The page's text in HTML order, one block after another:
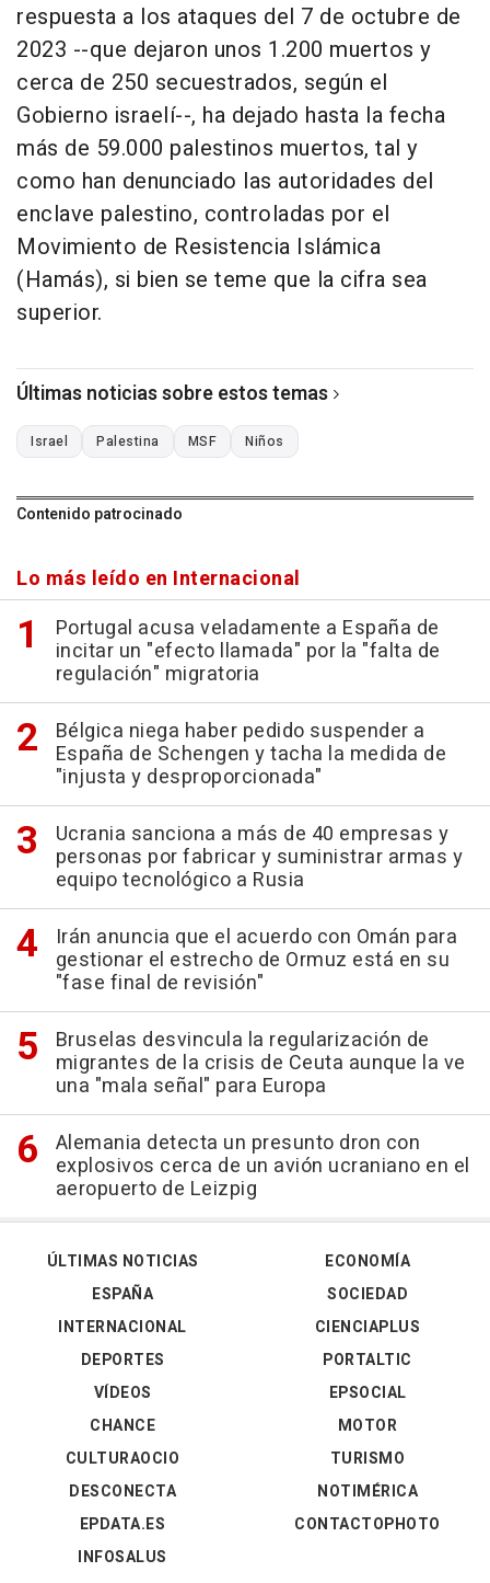
respuesta a los ataques del 7 de octubre de
2023 --que dejaron unos 1.200 muertos y
cerca de 250 secuestrados, según el
Gobierno israelí--, ha dejado hasta la fecha
más de 59.000 palestinos muertos, tal y
como han denunciado las autoridades del
enclave palestino, controladas por el
Movimiento de Resistencia Islámica
(Hamás), si bien se teme que la cifra sea
superior.
Últimas noticias sobre estos temas
Israel Palestina MSF Niños
Contenido patrocinado
Lo más leído en Internacional
Portugal acusa veladamente a España de
incitar un "efecto llamada" por la "falta de
regulación" migratoria
Bélgica niega haber pedido suspender a
España de Schengen y tacha la medida de
"injusta y desproporcionada"
Ucrania sanciona a más de 40 empresas y
personas por fabricar y suministrar armas y
equipo tecnológico a Rusia
Irán anuncia que el acuerdo con Omán para
gestionar el estrecho de Ormuz está en su
"fase final de revisión"
Bruselas desvincula la regularización de
migrantes de la crisis de Ceuta aunque la ve
una "mala señal" para Europa
Alemania detecta un presunto dron con
explosivos cerca de un avión ucraniano en el
aeropuerto de Leizpig
ÚLTIMAS NOTICIAS
ESPAÑA
INTERNACIONAL
DEPORTES
VÍDEOS
ECONOMÍA
SOCIEDAD
CIENCIAPLUS
PORTALTIC
EPSOCIAL
CHANCE
CULTURAOCIO
DESCONECTA
EPDATA.ES
INFOSALUS
MOTOR
TURISMO
NOTIMÉRICA
CONTACTOPHOTO